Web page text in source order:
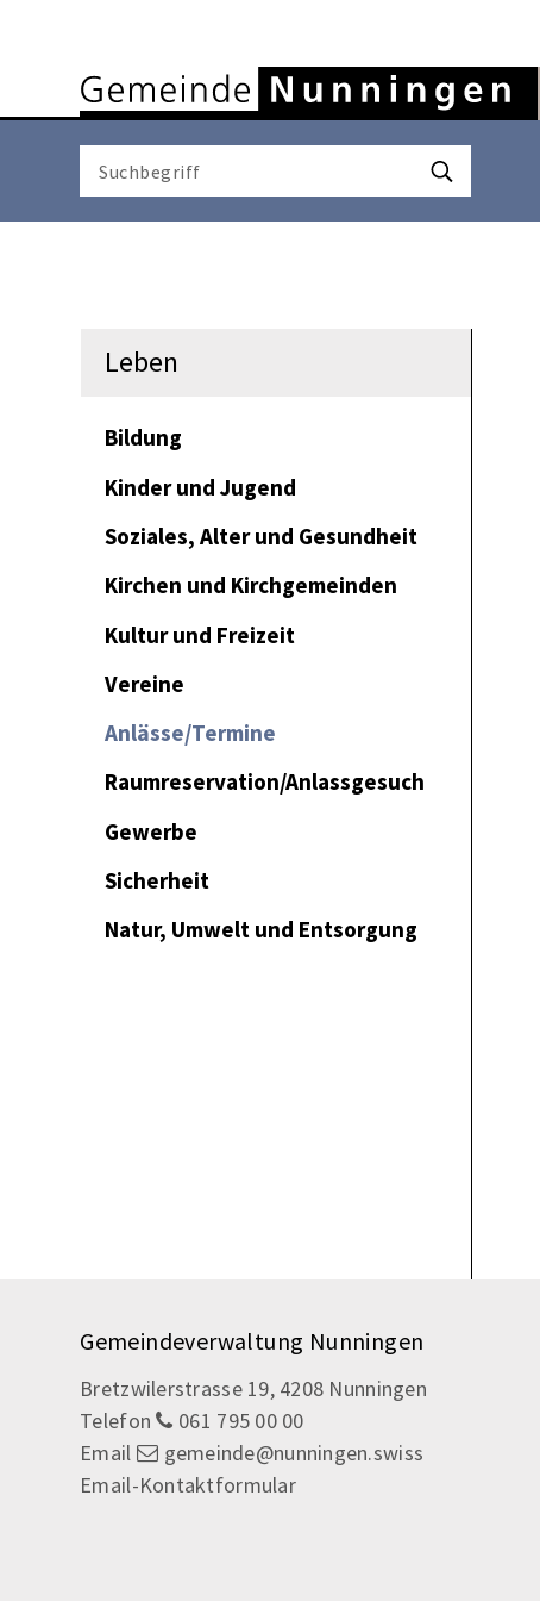
Navigieren in Nunningen
Schnellnavigation
Suche starten
Leben
Bildung
Kinder und Jugend
Soziales, Alter und Gesundheit
Kirchen und Kirchgemeinden
Kultur und Freizeit
Vereine
Anlässe/Termine
Raumreservation/Anlassgesuch
Gewerbe
Sicherheit
Natur, Umwelt und Entsorgung
Footer
Gemeindeverwaltung Nunningen
Bretzwilerstrasse 19, 4208 Nunningen
Telefon
061 795 00 00
Email
gemeinde@nunningen.swiss
Email-Kontaktformular